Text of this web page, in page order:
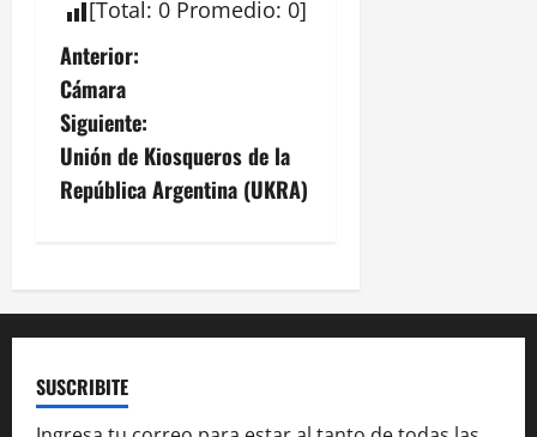
[Total: 0 Promedio: 0]
N
a
v
e
a
c
i
Anterior:
Cámara
Siguiente:
Unión de Kiosqueros de la
República Argentina (UKRA)
SUSCRIBITE